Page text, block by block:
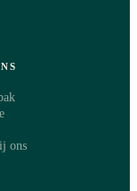
Select gebruikt mijn
deze aanvraag.
ons